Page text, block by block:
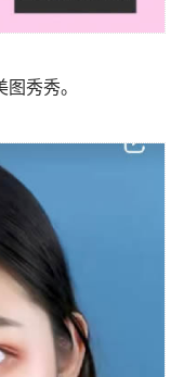
秀秀。